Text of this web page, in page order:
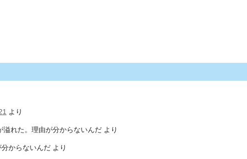
より
溢れた。理由が分からないんだ より
からないんだ より